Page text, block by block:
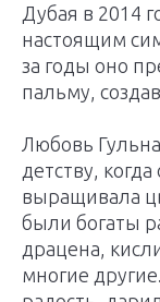
Дубая в 2014
настоящим
за годы оно
пальму,
Любовь
детству,
выращивала
были богаты
драцена,
многие